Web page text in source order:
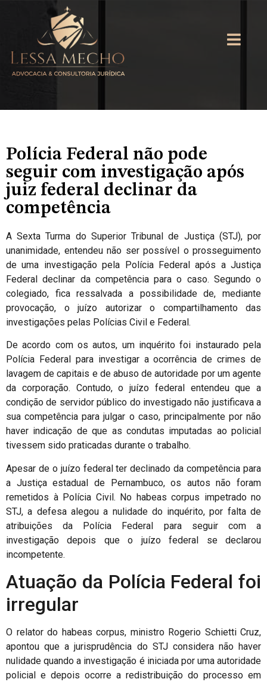
Polícia Federal não pode
seguir com investigação após
juiz federal declinar da
competência
A Sexta Turma do Superior Tribunal de Justiça (STJ), por
unanimidade, entendeu não ser possível o prosseguimento
de uma investigação pela Polícia Federal após a Justiça
Federal declinar da competência para o caso. Segundo o
colegiado, fica ressalvada a possibilidade de, mediante
provocação, o juízo autorizar o compartilhamento das
investigações pelas Polícias Civil e Federal.
De acordo com os autos, um inquérito foi instaurado pela
Polícia Federal para investigar a ocorrência de crimes de
lavagem de capitais e de abuso de autoridade por um agente
da corporação. Contudo, o juízo federal entendeu que a
condição de servidor público do investigado não justificava a
sua competência para julgar o caso, principalmente por não
haver indicação de que as condutas imputadas ao policial
tivessem sido praticadas durante o trabalho.
Apesar de o juízo federal ter declinado da competência para
a Justiça estadual de Pernambuco, os autos não foram
remetidos à Polícia Civil. No habeas corpus impetrado no
STJ, a defesa alegou a nulidade do inquérito, por falta de
atribuições da Polícia Federal para seguir com a
investigação depois que o juízo federal se declarou
incompetente.
Atuação da Polícia Federal foi
irregular
O relator do habeas corpus, ministro Rogerio Schietti Cruz,
apontou que a jurisprudência do STJ considera não haver
nulidade quando a investigação é iniciada por uma autoridade
policial e depois ocorre a redistribuição do processo em